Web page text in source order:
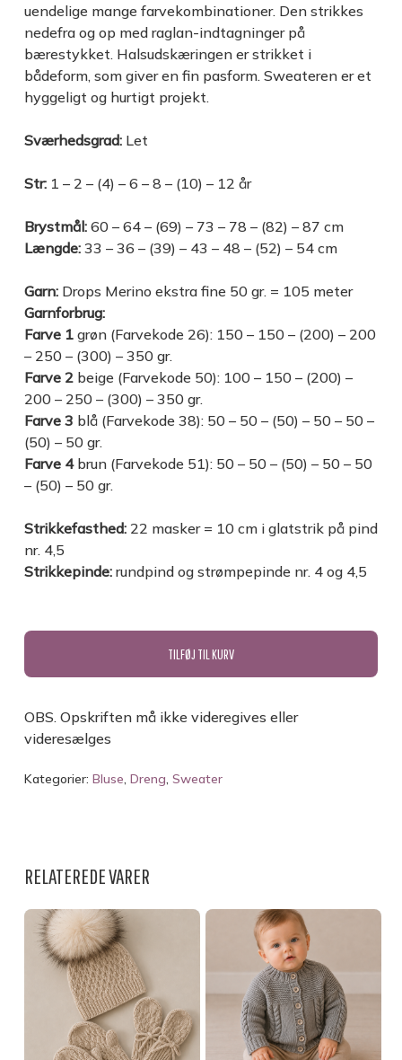
uendelige mange farvekombinationer. Den strikkes
nedefra og op med raglan-indtagninger på
bærestykket. Halsudskæringen er strikket i
bådeform, som giver en fin pasform. Sweateren er et
hyggeligt og hurtigt projekt.
Sværhedsgrad:Let
Str:1 – 2 – (4) – 6 – 8 – (10) – 12 år
Brystmål:60 – 64 – (69) – 73 – 78 – (82) – 87 cm
Længde:33 – 36 – (39) – 43 – 48 – (52) – 54 cm
Garn:Drops Merino ekstra fine 50 gr. = 105 meter
Garnforbrug:
Farve 1grøn (Farvekode 26): 150 – 150 – (200) – 200
– 250 – (300) – 350 gr.
Farve 2beige (Farvekode 50): 100 – 150 – (200) –
200 – 250 – (300) – 350 gr.
Farve 3 blå (Farvekode 38): 50 – 50 – (50) – 50 – 50 –
(50) – 50 gr.
Farve 4brun (Farvekode 51): 50 – 50 – (50) – 50 – 50
– (50) – 50 gr.
Strikkefasthed:22 masker = 10 cm i glatstrik på pind
nr. 4,5
Strikkepinde:rundpind og strømpepinde nr. 4 og 4,5
TILFØJ TIL KURV
OBS. Opskriften må ikke videregives eller
videresælges
Kategorier: Bluse, Dreng, Sweater
RELATEREDE VARER